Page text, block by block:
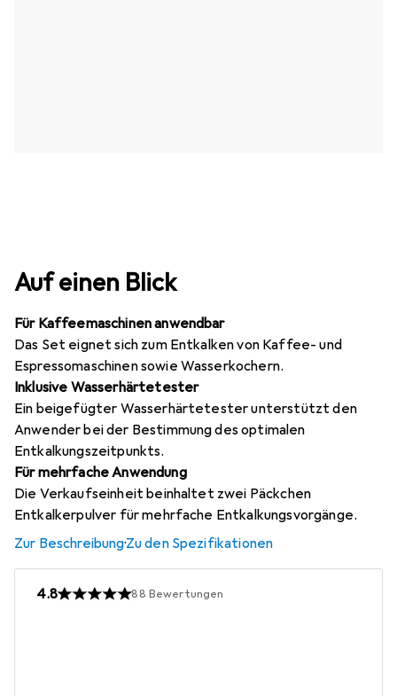
Auf einen Blick
Für Kaffeemaschinen anwendbar
Das Set eignet sich zum Entkalken von Kaffee- und
Espressomaschinen sowie Wasserkochern.
Inklusive Wasserhärtetester
Ein beigefügter Wasserhärtetester unterstützt den
Anwender bei der Bestimmung des optimalen
Entkalkungszeitpunkts.
Für mehrfache Anwendung
Die Verkaufseinheit beinhaltet zwei Päckchen
Entkalkerpulver für mehrfache Entkalkungsvorgänge.
Zur Beschreibung·Zu den Spezifikationen
4.8 88 Bewertungen